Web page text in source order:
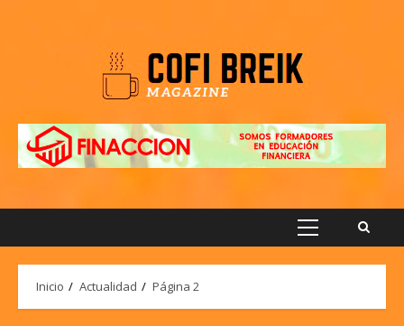
Menú
Inicio Actualidad Página 2